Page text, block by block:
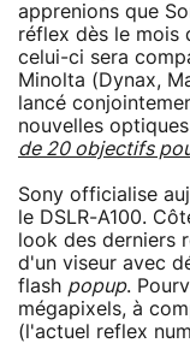
apprenions que
réflex dès le mois
celui-ci sera
Minolta (Dynax,
lancé
nouvelles
de 20 objectifs
Sony officialise
le DSLR-A100.
look des derniers
d'un viseur avec
flash popup.
mégapixels, à
(l'actuel reflex